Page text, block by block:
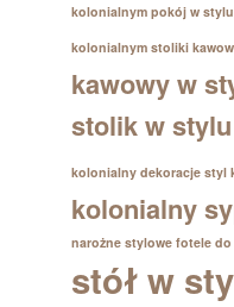
kolonialnym pokój w
kolonialnym stoliki
kawowy w
stolik w
kolonialny dekoracje styl
kolonialny
narożne stylowe fotele
stół w